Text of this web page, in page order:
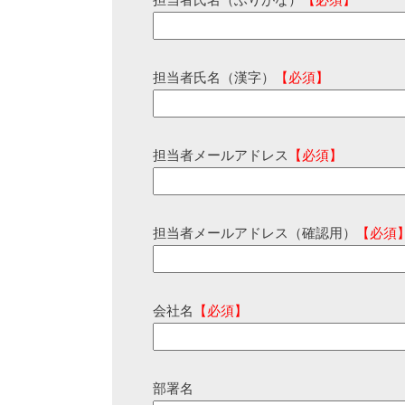
担当者氏名（漢字） 【必須】
担当者メールアドレス 【必須】
担当者メールアドレス（確認用） 【必須
会社名 【必須】
部署名